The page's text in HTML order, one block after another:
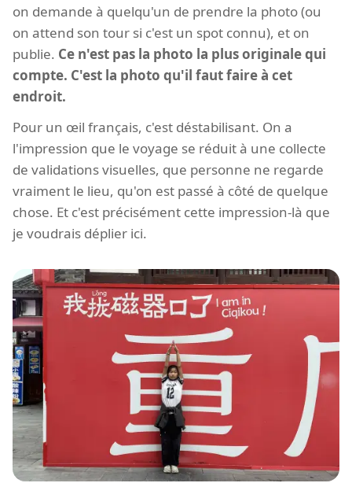
on demande à quelqu'un de prendre la photo (ou
on attend son tour si c'est un spot connu), et on
publie. Ce n'est pas la photo la plus originale qui
compte. C'est la photo qu'il faut faire à cet
endroit.
Pour un œil français, c'est déstabilisant. On a
l'impression que le voyage se réduit à une collecte
de validations visuelles, que personne ne regarde
vraiment le lieu, qu'on est passé à côté de quelque
chose. Et c'est précisément cette impression-là que
je voudrais déplier ici.